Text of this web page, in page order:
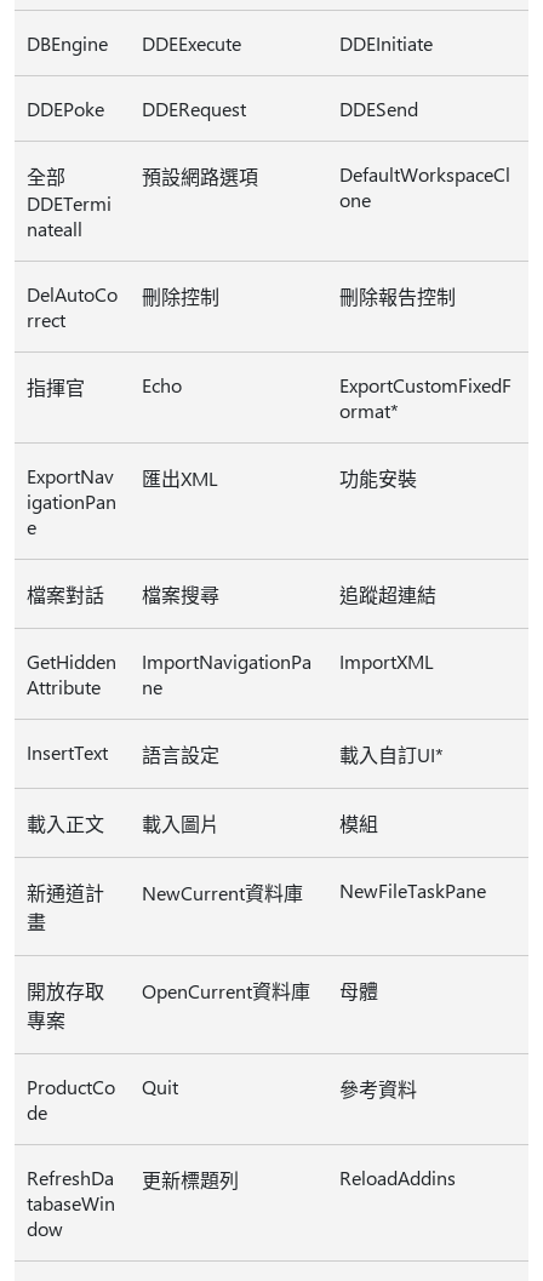
DBEngine DDEExecute DDEInitiate
DDEPoke DDERequest DDESend
全部
DDETermi
nateall
預設網路選項
DefaultWorkspaceCl
one
DelAutoCo
rrect
刪除控制 刪除報告控制
指揮官 Echo
ExportCustomFixedF
ormat*
ExportNav
igationPan
e
匯出XML 功能安裝
檔案對話 檔案搜尋 追蹤超連結
GetHidden
Attribute
ImportNavigationPa
ne
ImportXML
InsertText 語言設定 載入自訂UI*
載入正文 載入圖片 模組
新通道計
畫
NewCurrent資料庫 NewFileTaskPane
開放存取
專案
OpenCurrent資料庫 母體
ProductCo
de
Quit 參考資料
RefreshDa
tabaseWin
dow
更新標題列 ReloadAddins